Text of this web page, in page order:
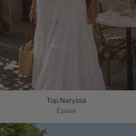
Top Neryssa
Épuisé